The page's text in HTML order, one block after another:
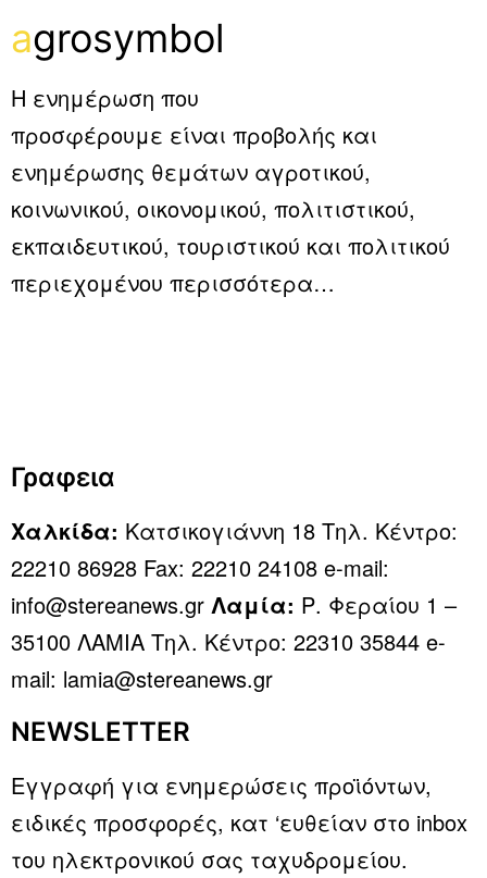
agrosymbol
Η ενημέρωση που
προσφέρουμε είναι προβολής και
ενημέρωσης θεμάτων αγροτικού,
κοινωνικού, οικονομικού, πολιτιστικού,
εκπαιδευτικού, τουριστικού και πολιτικού
περιεχομένου περισσότερα…
Γραφεια
Χαλκίδα: Κατσικογιάννη 18 Τηλ. Κέντρο:
22210 86928 Fax: 22210 24108 e-mail:
info@stereanews.gr Λαμία: Ρ. Φεραίου 1 –
35100 ΛΑΜΙΑ Τηλ. Κέντρο: 22310 35844 e-
mail: lamia@stereanews.gr
NEWSLETTER
Εγγραφή για ενημερώσεις προϊόντων,
ειδικές προσφορές, κατ ‘ευθείαν στο inbox
του ηλεκτρονικού σας ταχυδρομείου.